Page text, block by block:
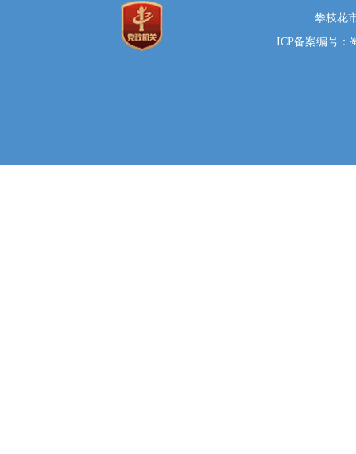
攀枝花
ICP备案编号：